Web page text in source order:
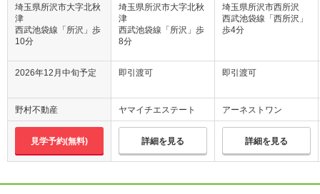
埼玉県所沢市大字北秋
津
西武池袋線「所沢」歩
10分
2026年12月中旬予定
野村不動産
見学予約(無料)
埼玉県所沢市大字北秋
津
西武池袋線「所沢」歩
8分
即引渡可
ヤマイチエステート
詳細を見る
埼玉県所沢市西所沢
西武池袋線「西所沢」
歩4分
即引渡可
アーネストワン
詳細を見る